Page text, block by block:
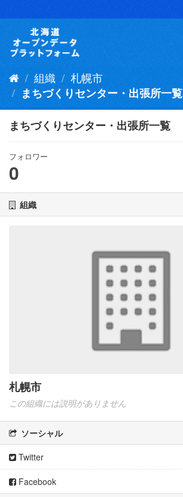
キ
組織
札幌市
まちづくりセンター・出張所一覧
まちづくりセンター・出張所一覧
フォロワー
0
組織
札幌市
この組織には説明がありません
ソーシャル
Twitter
Facebook